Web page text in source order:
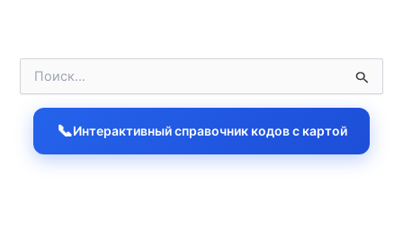
📞Интерактивный справочник кодов с картой